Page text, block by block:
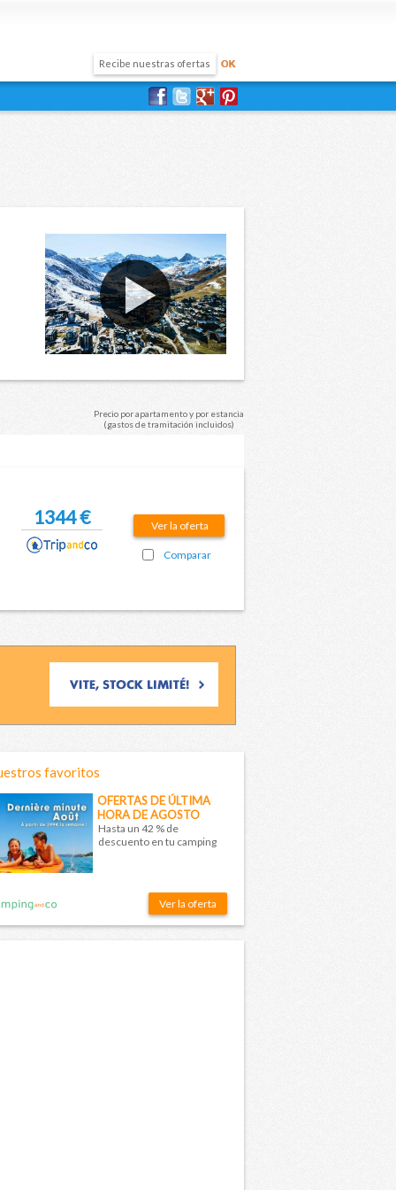
Precio por apartamento y por estancia
(gastos de tramitación incluidos)
1344 € Ver la oferta
Comparar
favoritos
OFERTAS DE ÚLTIMA
HORA DE AGOSTO
Hasta un 42 % de
descuento en tu camping
Ver la oferta